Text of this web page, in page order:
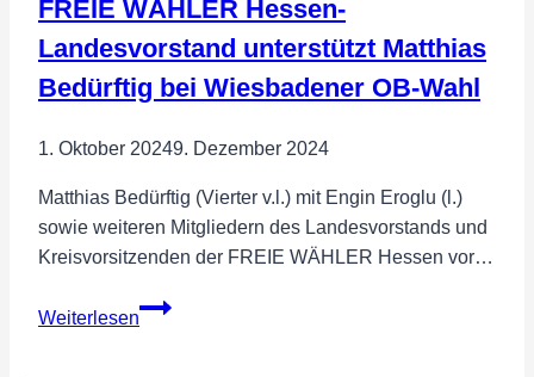
für
Leitern
und
Gerüste
FREIE WÄHLER Hessen-
Landesvorstand unterstützt Matthias
Bedürftig bei Wiesbadener OB-Wahl
1. Oktober 20249. Dezember 2024
Matthias Bedürftig (Vierter v.l.) mit Engin Eroglu (l.)
sowie weiteren Mitgliedern des Landesvorstands und
Kreisvorsitzenden der FREIE WÄHLER Hessen vor…
Weiterlesen
FREIE